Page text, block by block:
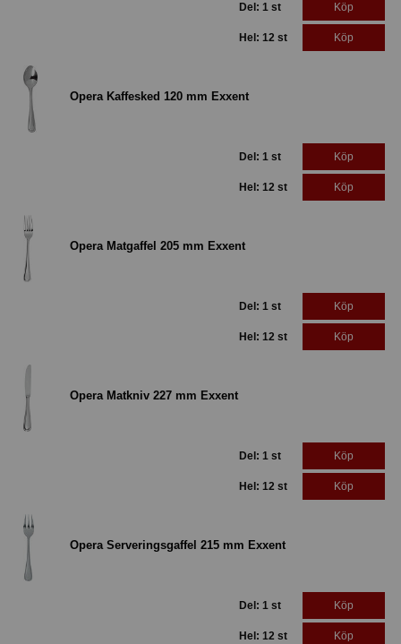
Del: 1 st Köp
Hel: 12 st Köp
Opera Kaffesked 120 mm Exxent
Del: 1 st Köp
Hel: 12 st Köp
Opera Matgaffel 205 mm Exxent
Del: 1 st Köp
Hel: 12 st Köp
Opera Matkniv 227 mm Exxent
Del: 1 st Köp
Hel: 12 st Köp
Opera Serveringsgaffel 215 mm Exxent
Del: 1 st Köp
Hel: 12 st Köp